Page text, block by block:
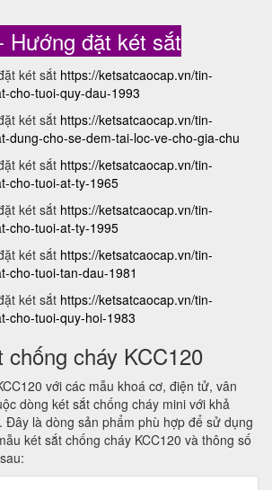
Hướng đặt két sắt
két sắt https://ketsatcaocap.vn/tin-
cho-tuoi-quy-dau-1993
két sắt https://ketsatcaocap.vn/tin-
dung-cho-se-dem-tai-loc-ve-cho-gia-chu
két sắt https://ketsatcaocap.vn/tin-
cho-tuoi-at-ty-1965
két sắt https://ketsatcaocap.vn/tin-
cho-tuoi-at-ty-1995
két sắt https://ketsatcaocap.vn/tin-
cho-tuoi-tan-dau-1981
két sắt https://ketsatcaocap.vn/tin-
cho-tuoi-quy-hoi-1983
chống cháy KCC120
với các mẫu khoá cơ, điện tử, vân
dòng két sắt chống cháy mini với khả
Đây là dòng sản phẩm phù hợp để sử dụng
két sắt chống cháy KCC120 và thông số